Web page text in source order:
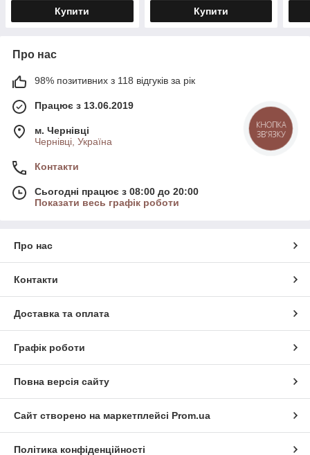
Купити Купити
Про нас
98% позитивних з 118 відгуків за рік
Працює з 13.06.2019
м. Чернівці
Чернівці, Україна
Контакти
Сьогодні працює з 08:00 до 20:00
Показати весь графік роботи
Про нас
Контакти
Доставка та оплата
Графік роботи
Повна версія сайту
Сайт створено на маркетплейсі Prom.ua
Політика конфіденційності
КНОПКА
ЗВ'ЯЗКУ